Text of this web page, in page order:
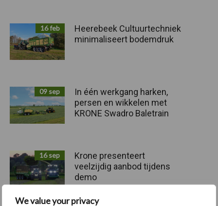
We value your privacy
16 feb
Heerebeek Cultuurtechniek
minimaliseert bodemdruk
09 sep
In één werkgang harken,
persen en wikkelen met
KRONE Swadro Baletrain
16 sep
Krone presenteert
veelzijdig aanbod tijdens
demo